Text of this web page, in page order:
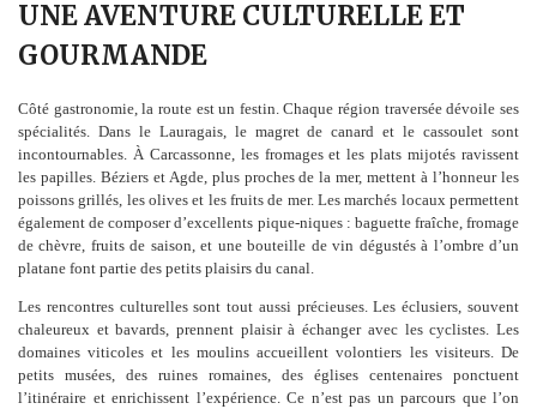
UNE AVENTURE CULTURELLE ET
GOURMANDE
Côté gastronomie, la route est un festin. Chaque région traversée dévoile ses
spécialités. Dans le Lauragais, le magret de canard et le cassoulet sont
incontournables. À Carcassonne, les fromages et les plats mijotés ravissent
les papilles. Béziers et Agde, plus proches de la mer, mettent à l’honneur les
poissons grillés, les olives et les fruits de mer. Les marchés locaux permettent
également de composer d’excellents pique-niques : baguette fraîche, fromage
de chèvre, fruits de saison, et une bouteille de vin dégustés à l’ombre d’un
platane font partie des petits plaisirs du canal.
Les rencontres culturelles sont tout aussi précieuses. Les éclusiers, souvent
chaleureux et bavards, prennent plaisir à échanger avec les cyclistes. Les
domaines viticoles et les moulins accueillent volontiers les visiteurs. De
petits musées, des ruines romaines, des églises centenaires ponctuent
l’itinéraire et enrichissent l’expérience. Ce n’est pas un parcours que l’on